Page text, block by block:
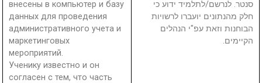
внесены в компьютер и базу
данных для проведения
административного учета и
маркетинговых
мероприятий.
Ученику известно и он
согласен с тем, что часть
סנטר. לנרשם/לתלמיד ידוע כי
חלק מהנתונים יועברו לרשויות
הבוחנות וזאת עפ"י הנהלים
הקיימים.